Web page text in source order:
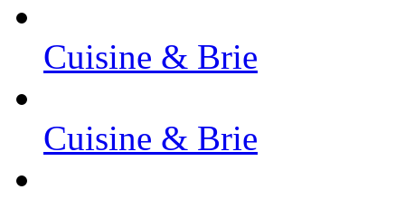
Cuisine & Brie
Cuisine & Brie